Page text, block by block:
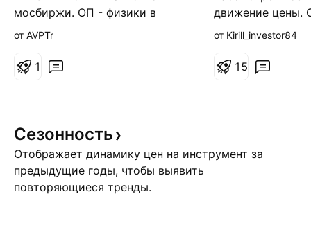
мосбиржи. ОП - физики в
пятницу брали в обе стороны,
юриков минимальны. Исходя
Идет коррекционный отскок
На М30, на мой взгляд
медвежий вымп
а
я
от AVPTr
1
движение цены.
огромное за
для автора -
от Kirill_investor84
1 5
Сезонность
Отображает динамику цен на инструмент за
предыдущие годы, чтобы выявить
повторяющиеся тренды.